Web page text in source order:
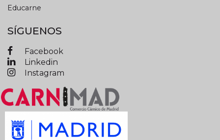
Educarne
SÍGUENOS
Facebook
Linkedin
Instagram